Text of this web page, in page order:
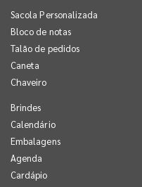
Sacola Personalizada
Bloco de notas
Talão de pedidos
Caneta
Chaveiro
Brindes
Calendário
Embalagens
Agenda
Cardápio